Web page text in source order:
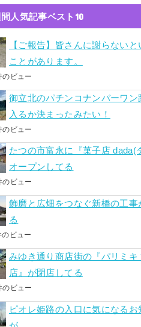
人気記事ベスト10
【ご報告】皆さんに謝らないと
ことがあります。
ビュー
御立北のパチンコナンバーワン
入るか決まったみたい！
のビュー
たつの市富永に『菓子店 dada(
オープンしてる
のビュー
飾磨と広畑をつなぐ新橋の工事
る
のビュー
みゆき通り商店街の『パリミキ
店』が閉店してる
のビュー
ピオレ姫路の入口に気になるお